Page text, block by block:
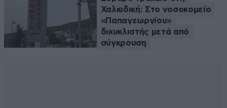
Χαλκιδική: Στο νοσοκομείο
«Παπαγεωργίου»
δικυκλιστής μετά από
σύγκρουση